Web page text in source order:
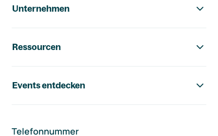
Unternehmen
Ressourcen
Events entdecken
Telefonnummer